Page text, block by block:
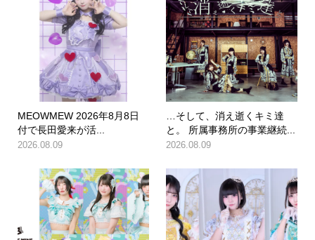
MEOWMEW 2026年8月8日
付で長田愛来が活...
2026.08.09
…そして、消え逝くキミ達
と。 所属事務所の事業継続...
2026.08.09